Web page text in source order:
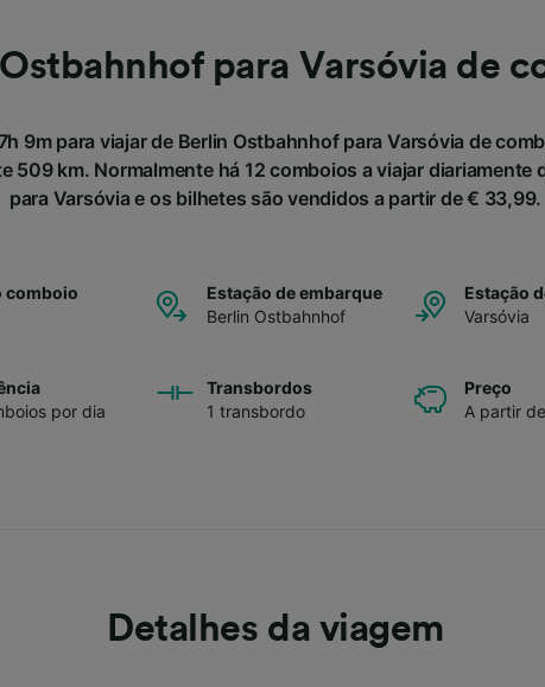
para Varsóvia de
9m para viajar de Berlin Ostbahnhof para Varsóvia de
509 km. Normalmente há 12 comboios a viajar diariamente
para Varsóvia e os bilhetes são vendidos a partir de € 33,99.
comboio
Estação de embarque
Berlin Ostbahnhof
Estação
Varsóvia
por dia
Transbordos
1 transbordo
Preço
A partir
Detalhes da viagem